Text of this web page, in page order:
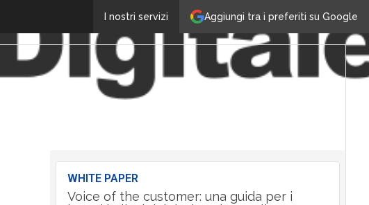
Aggiungi tra i preferiti su Google
I nostri servizi
WHITE PAPER
Voice of the customer: una guida per i